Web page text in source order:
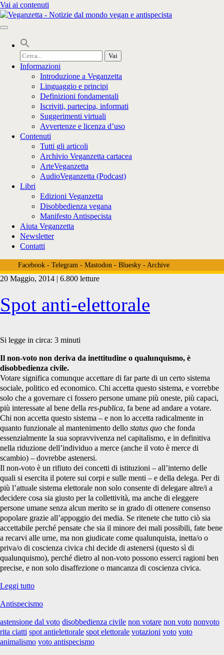
Vai ai contenuti
Cerca
per:
Informazioni
Introduzione a Veganzetta
Linguaggio e principi
Definizioni fondamentali
Iscriviti, partecipa, informati
Suggerimenti virtuali
Avvertenze e licenza d’uso
Contenuti
Tutti gli articoli
Archivio Veganzetta cartacea
ArteVeganzetta
AudioVeganzetta (Podcast)
Libri
Edizioni Veganzetta
Disobbedienza vegana
Manifesto Antispecista
Aiuta Veganzetta
Newsletter
Contatti
Facebook- Telegram- Mastodon- Bluesky- Archive
Tag:
<span>votazioni</span>
20 Maggio, 2014 | 6.800 letture
Spot anti-elettorale
Si legge in circa: 3 minuti
Il non-voto non deriva da inettitudine o qualunquismo, è
disobbedienza civile.
Votare significa comunque accettare di far parte di un certo sistema
sociale, politico ed economico. Chi accetta questo sistema, e vorrebbe
solo che a governare ci fossero persone umane più oneste, più capaci,
più interessate al bene della res-publica, fa bene ad andare a votare.
Chi non accetta questo sistema – e non lo accetta radicalmente in
quanto funzionale al mantenimento dello status quo che fonda
essenzialmente la sua sopravvivenza nel capitalismo, e in definitiva
nella riduzione dell’individuo a merce (anche il voto è merce di
scambio) – dovrebbe astenersi.
Il non-voto è un rifiuto dei concetti di istituzioni – all’interno delle
quali si esercita il potere sui corpi e sulle menti – e della delega. Per di
più l’attuale sistema elettorale non solo consente di delegare altre/i a
decidere cosa sia giusto per la collettività, ma anche di eleggere
persone umane senza alcun merito se in grado di ottenere consenso
popolare grazie all’appoggio dei media. Se ritenete che tutto ciò sia
accettabile perché pensate che sia il minore dei mali possibili, fate bene
a recarvi alle urne, ma non giudicate come qualunquista, inetta/o o
priva/o di coscienza civica chi decide di astenersi (questo sì di
qualunquismo), perché dietro al non-voto possono esserci ragioni ben
precise, e non solo disaffezione o mancanza di coscienza civica.
Leggi tuttoSpot
elettorale
Antispecismo
astensione dal voto disobbedienza civile non votare non voto nonvoto
rita ciatti spot antielettorale spot elettorale votazioni voto voto
animalismo voto antispecismo